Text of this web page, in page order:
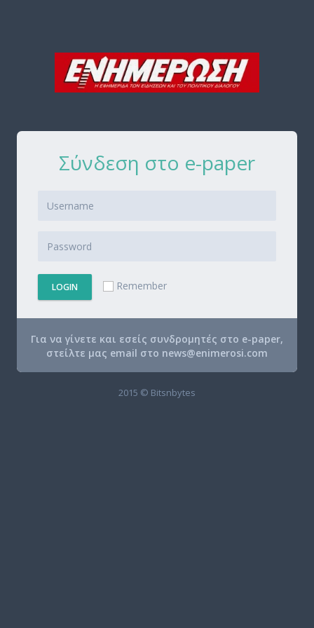
Σύνδεση στο e-paper
LOGIN Remember
Για να γίνετε και εσείς συνδρομητές στο e-paper,
στείλτε μας email στο news@enimerosi.com
2015 © Bitsnbytes